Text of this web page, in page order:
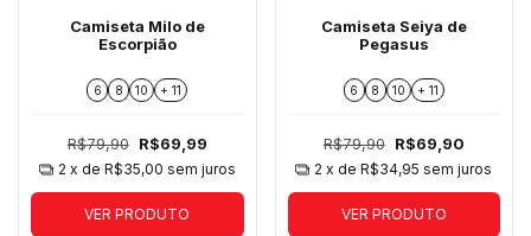
Camiseta Milo de
Escorpião
6 8 10 + 11
R$79,90 R$69,99
2 x de R$35,00 sem juros
VER PRODUTO
Camiseta Seiya de
Pegasus
6 8 10 + 11
R$79,90 R$69,90
2 x deR$34,95 sem juros
VER PRODUTO